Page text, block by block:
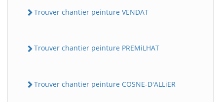
Trouver chantier peinture VENDAT
Trouver chantier peinture PREMiLHAT
Trouver chantier peinture COSNE-D'ALLiER